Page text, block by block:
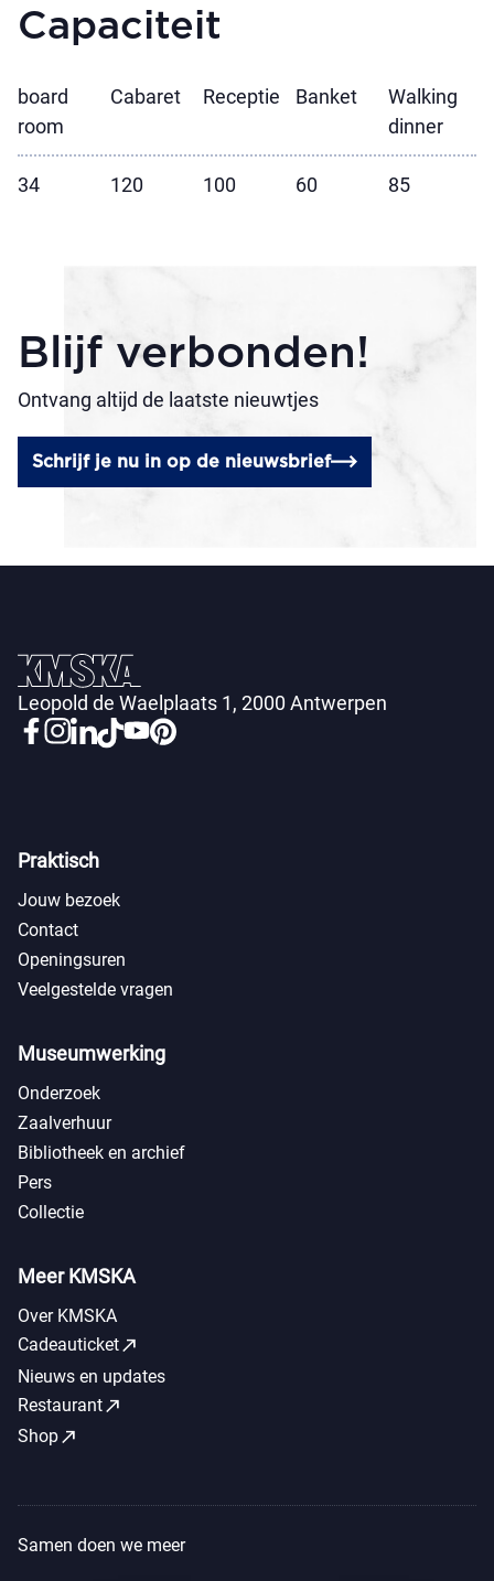
Capaciteit
board
room
Cabaret Receptie Banket
Walking
dinner
34 120 100 60 85
Blijf verbonden!
Ontvang altijd de laatste nieuwtjes
Schrijf je nu in op de nieuwsbrief
Leopold de Waelplaats 1, 2000 Antwerpen
Praktisch
Jouw bezoek
Contact
Openingsuren
Veelgestelde vragen
Museumwerking
Onderzoek
Zaalverhuur
Bibliotheek en archief
Pers
Collectie
Meer KMSKA
Over KMSKA
Cadeauticketcall_made
Nieuws en updates
Restaurantcall_made
Shopcall_made
Samen doen we meer